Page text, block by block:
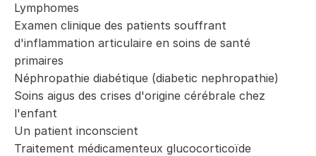
Lymphomes
Examen clinique des patients souffrant
d'inflammation articulaire en soins de santé
primaires
Néphropathie diabétique (diabetic nephropathie)
Soins aigus des crises d'origine cérébrale chez
l'enfant
Un patient inconscient
Traitement médicamenteux glucocorticoïde